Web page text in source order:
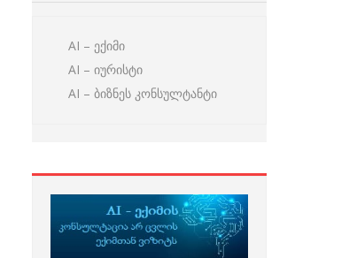
AI – ექიმი
AI – იურისტი
AI – ბიზნეს კონსულტანტი